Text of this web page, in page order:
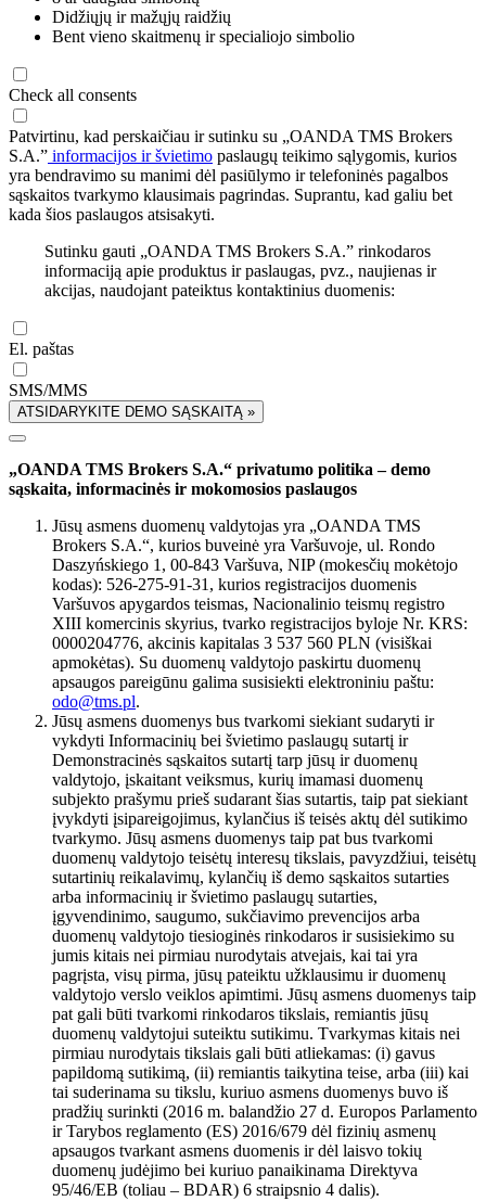
Didžiųjų ir mažųjų raidžių
Bent vieno skaitmenų ir specialiojo simbolio
Check all consents
Patvirtinu, kad perskaičiau ir sutinku su „OANDA TMS Brokers
S.A.” informacijos ir švietimo paslaugų teikimo sąlygomis, kurios
yra bendravimo su manimi dėl pasiūlymo ir telefoninės pagalbos
sąskaitos tvarkymo klausimais pagrindas. Suprantu, kad galiu bet
kada šios paslaugos atsisakyti.
Sutinku gauti „OANDA TMS Brokers S.A.” rinkodaros
informaciją apie produktus ir paslaugas, pvz., naujienas ir
akcijas, naudojant pateiktus kontaktinius duomenis:
El. paštas
SMS/MMS
ATSIDARYKITE DEMO SĄSKAITĄ »
„OANDA TMS Brokers S.A.“ privatumo politika – demo
sąskaita, informacinės ir mokomosios paslaugos
Jūsų asmens duomenų valdytojas yra „OANDA TMS
Brokers S.A.“, kurios buveinė yra Varšuvoje, ul. Rondo
Daszyńskiego 1, 00-843 Varšuva, NIP (mokesčių mokėtojo
kodas): 526-275-91-31, kurios registracijos duomenis
Varšuvos apygardos teismas, Nacionalinio teismų registro
XIII komercinis skyrius, tvarko registracijos byloje Nr. KRS:
0000204776, akcinis kapitalas 3 537 560 PLN (visiškai
apmokėtas). Su duomenų valdytojo paskirtu duomenų
apsaugos pareigūnu galima susisiekti elektroniniu paštu:
odo@tms.pl.
Jūsų asmens duomenys bus tvarkomi siekiant sudaryti ir
vykdyti Informacinių bei švietimo paslaugų sutartį ir
Demonstracinės sąskaitos sutartį tarp jūsų ir duomenų
valdytojo, įskaitant veiksmus, kurių imamasi duomenų
subjekto prašymu prieš sudarant šias sutartis, taip pat siekiant
įvykdyti įsipareigojimus, kylančius iš teisės aktų dėl sutikimo
tvarkymo. Jūsų asmens duomenys taip pat bus tvarkomi
duomenų valdytojo teisėtų interesų tikslais, pavyzdžiui, teisėtų
sutartinių reikalavimų, kylančių iš demo sąskaitos sutarties
arba informacinių ir švietimo paslaugų sutarties,
įgyvendinimo, saugumo, sukčiavimo prevencijos arba
duomenų valdytojo tiesioginės rinkodaros ir susisiekimo su
jumis kitais nei pirmiau nurodytais atvejais, kai tai yra
pagrįsta, visų pirma, jūsų pateiktu užklausimu ir duomenų
valdytojo verslo veiklos apimtimi. Jūsų asmens duomenys taip
pat gali būti tvarkomi rinkodaros tikslais, remiantis jūsų
duomenų valdytojui suteiktu sutikimu. Tvarkymas kitais nei
pirmiau nurodytais tikslais gali būti atliekamas: (i) gavus
papildomą sutikimą, (ii) remiantis taikytina teise, arba (iii) kai
tai suderinama su tikslu, kuriuo asmens duomenys buvo iš
pradžių surinkti (2016 m. balandžio 27 d. Europos Parlamento
ir Tarybos reglamento (ES) 2016/679 dėl fizinių asmenų
apsaugos tvarkant asmens duomenis ir dėl laisvo tokių
duomenų judėjimo bei kuriuo panaikinama Direktyva
95/46/EB (toliau – BDAR) 6 straipsnio 4 dalis).